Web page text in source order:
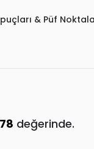
& Püf
değerinde.